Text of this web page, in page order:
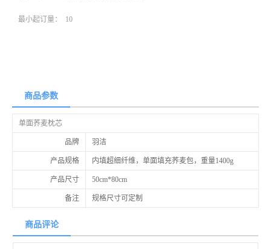
最小起订量： 10
商品参数
单面荞麦枕芯
品牌 羽洁
产品规格 内填超细纤维，单面填充荞麦包，重量1400g
产品尺寸 50cm*80cm
备注 规格尺寸可定制
商品评论